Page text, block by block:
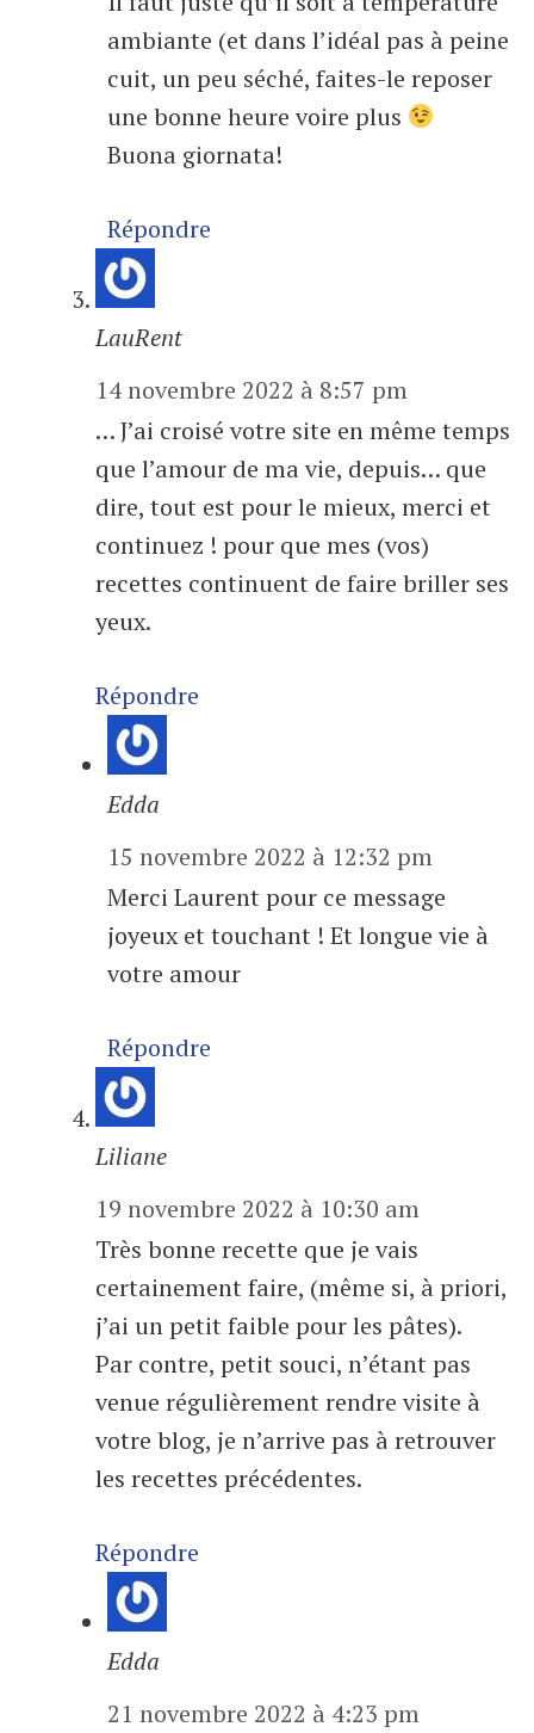
ambiante (et dans l’idéal pas à peine
cuit, un peu séché, faites-le reposer
une bonne heure voire plus
Buona giornata!
Répondre
LauRent
14 novembre 2022 à 8:57 pm
… J’ai croisé votre site en même temps
que l’amour de ma vie, depuis… que
dire, tout est pour le mieux, merci et
continuez ! pour que mes (vos)
recettes continuent de faire briller ses
yeux.
Répondre
Edda
15 novembre 2022 à 12:32 pm
Merci Laurent pour ce message
joyeux et touchant ! Et longue vie à
votre amour
Répondre
Liliane
19 novembre 2022 à 10:30 am
Très bonne recette que je vais
certainement faire, (même si, à priori,
j’ai un petit faible pour les pâtes).
Par contre, petit souci, n’étant pas
venue régulièrement rendre visite à
votre blog, je n’arrive pas à retrouver
les recettes précédentes.
Répondre
Edda
21 novembre 2022 à 4:23 pm